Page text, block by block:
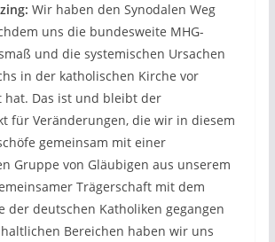
Wir haben den Synodalen Weg
uns die bundesweite MHG-
und die systemischen Ursachen
in der katholischen Kirche vor
hat. Das ist und bleibt der
für Veränderungen, die wir in diesem
gemeinsam mit einer
Gruppe von Gläubigen aus unserem
Trägerschaft mit dem
der deutschen Katholiken gegangen
Bereichen haben wir uns